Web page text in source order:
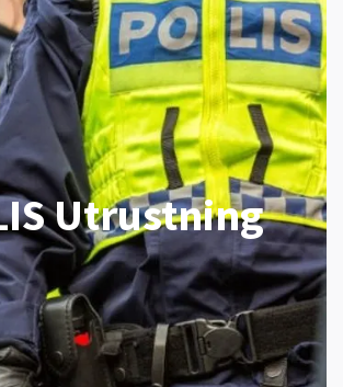
Utrustning